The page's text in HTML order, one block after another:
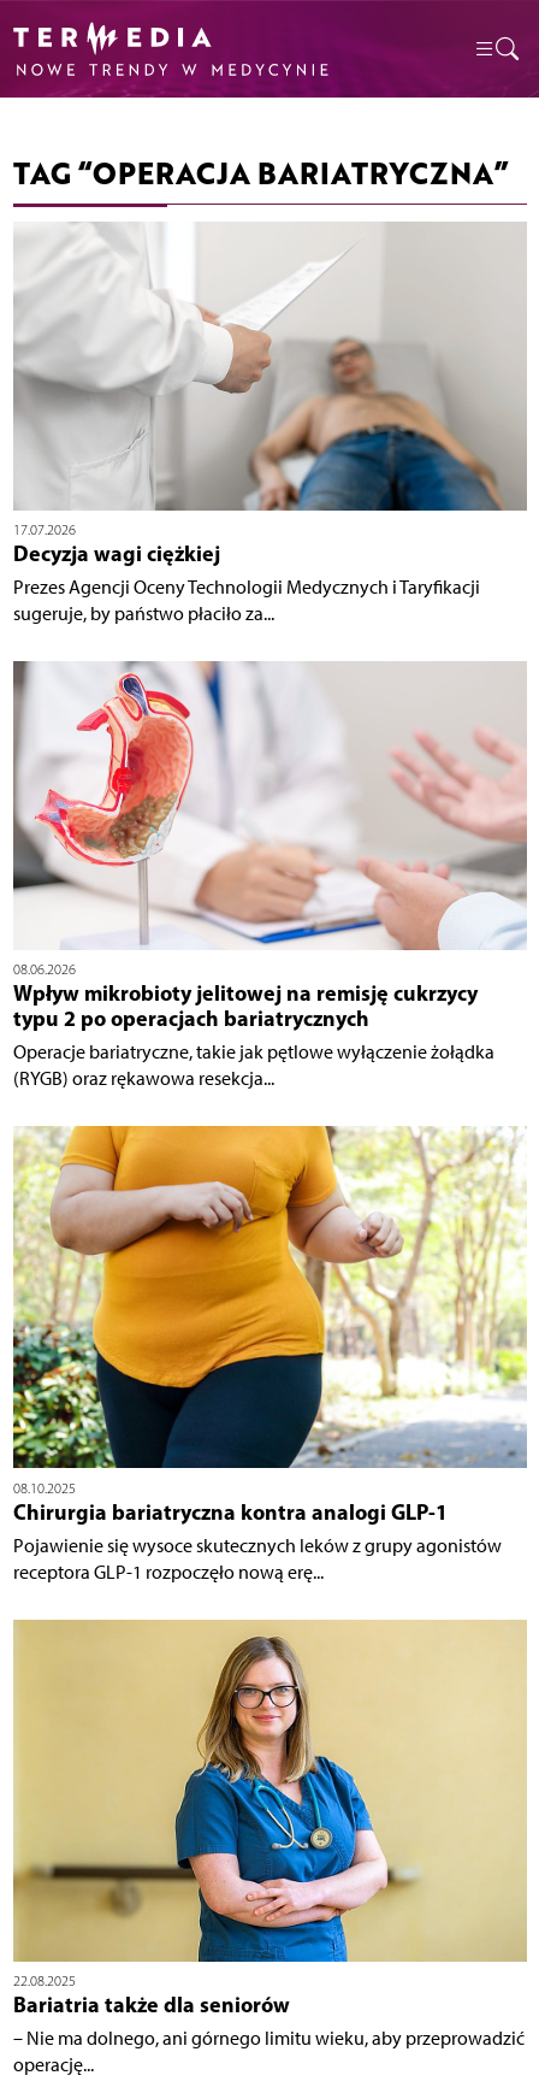
TAG “OPERACJA BARIATRYCZNA”
17.07.2026
Decyzja wagi ciężkiej
Prezes Agencji Oceny Technologii Medycznych i Taryfikacji
sugeruje, by państwo płaciło za...
08.06.2026
Wpływ mikrobioty jelitowej na remisję cukrzycy
typu 2 po operacjach bariatrycznych
Operacje bariatryczne, takie jak pętlowe wyłączenie żołądka
(RYGB) oraz rękawowa resekcja...
08.10.2025
Chirurgia bariatryczna kontra analogi GLP-1
Pojawienie się wysoce skutecznych leków z grupy agonistów
receptora GLP-1 rozpoczęło nową erę...
22.08.2025
Bariatria także dla seniorów
– Nie ma dolnego, ani górnego limitu wieku, aby przeprowadzić
operację...